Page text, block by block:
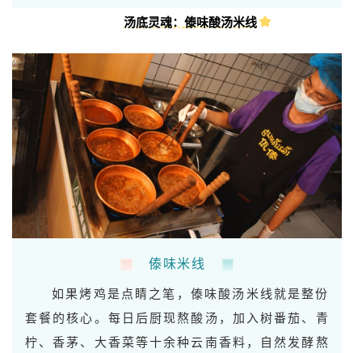
汤底灵魂： 傣味酸汤米线
傣味米线
如果烤鸡是点睛之笔，傣味酸汤米线就是整份
套餐的核心。每日后厨现熬酸汤，加入树番茄、青
柠、香茅、大香菜等十余种云南香料，自然发酵熬